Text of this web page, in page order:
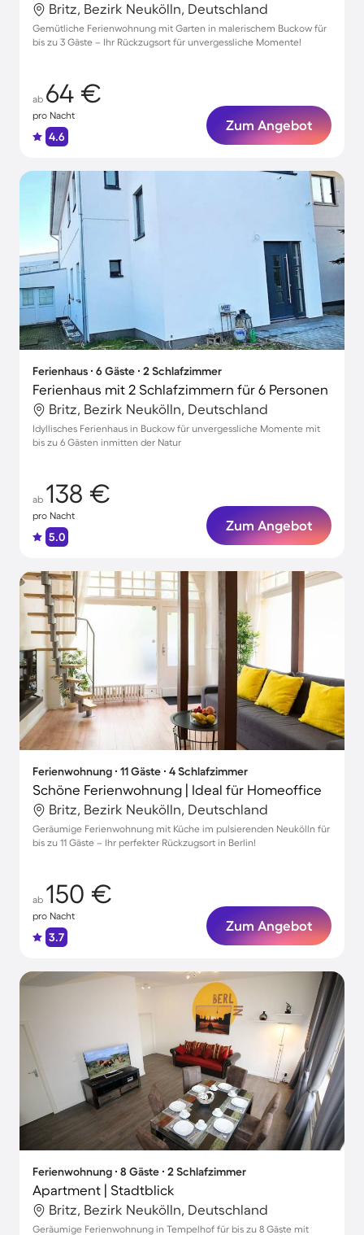
Britz, Bezirk Neukölln, Deutschland
Gemütliche Ferienwohnung mit Garten in malerischem Buckow für
bis zu 3 Gäste – Ihr Rückzugsort für unvergessliche Momente!
ab 64 €
pro Nacht
4.6
Zum Angebot
Ferienhaus ∙ 6 Gäste ∙ 2 Schlafzimmer
Ferienhaus mit 2 Schlafzimmern für 6 Personen
Britz, Bezirk Neukölln, Deutschland
Idyllisches Ferienhaus in Buckow für unvergessliche Momente mit
bis zu 6 Gästen inmitten der Natur
ab 138 €
pro Nacht
5.0
Zum Angebot
Ferienwohnung ∙ 11 Gäste ∙ 4 Schlafzimmer
Schöne Ferienwohnung | Ideal für Homeoffice
Britz, Bezirk Neukölln, Deutschland
Geräumige Ferienwohnung mit Küche im pulsierenden Neukölln für
bis zu 11 Gäste – Ihr perfekter Rückzugsort in Berlin!
ab 150 €
pro Nacht
3.7
Zum Angebot
Ferienwohnung ∙ 8 Gäste ∙ 2 Schlafzimmer
Apartment | Stadtblick
Britz, Bezirk Neukölln, Deutschland
Geräumige Ferienwohnung in Tempelhof für bis zu 8 Gäste mit